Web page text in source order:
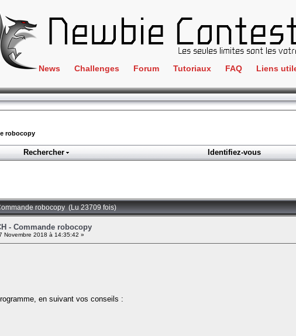
News Challenges
Crackme
ClientSide
Forensics
Programmation
Wargame
Forum Tutoriaux FAQ Liens
IRC
robocopy
Rechercher Identifiez-vous
robocopy (Lu 23709 fois)
- Commande robocopy
Novembre 2018 à 14:35:42 »
en suivant vos conseils :